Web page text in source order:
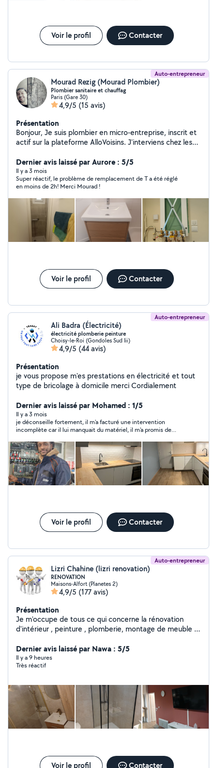
Voir le profil Contacter
Auto-entrepreneur
Mourad Rezig (Mourad Plombier)
Plombier sanitaire et chauffag
Paris (Gare 30)
4,9/5 (15 avis)
Présentation
Bonjour, Je suis plombier en micro-entreprise, inscrit et
actif sur la plateforme AlloVoisins. J'interviens chez les
plomberie, en neuf comme en rénovation. Recherche et
réparation de fuites Débouchage (WC, évier, douche,
lavabo) Remplacement de robinetterie Installation et
remplacement de chauffe-eau Pose d'équipements
sanitaires (WC,meuble vasque ,douche, évier, baignoire
Rénovation de salle de bain. Travail soigné Devis gratuit
Tarifs transparents. Respects des normes et conseils
personnalisés. Disponible semaine et week-end.
N'hésitez pas à me contacter pour toute demande, je
Dernier avis laissé par Aurore : 5/5
Il y a 3 mois
Super réactif, le problème de remplacement de T a été réglé
en moins de 2h! Merci Mourad !
Voir le profil Contacter
Auto-entrepreneur
Ali Badra (Électricité)
électricité plomberie peinture
Choisy-le-Roi (Gondoles Sud Iii)
4,9/5 (44 avis)
Présentation
je vous propose m'es prestations en électricité et tout
type de bricolage à domicile merci Cordialement
Dernier avis laissé par Mohamed : 1/5
Il y a 3 mois
je déconseille fortement, il m'a facturé une intervention
incomplète car il lui manquait du matériel, il m'a promis de
appels. à fuir
Voir le profil Contacter
Auto-entrepreneur
Lizri Chahine (lizri renovation)
RENOVATION
Maisons-Alfort (Planetes 2)
4,9/5 (177 avis)
Présentation
Je m'occupe de tous ce qui concerne la rénovation
d'intérieur , peinture , plomberie, montage de meuble ,
d'informations
Dernier avis laissé par Nawa : 5/5
Il y a 9 heures
Très réactif
Voir le profil Contacter